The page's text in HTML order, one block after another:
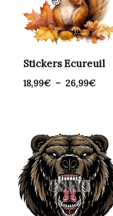
Stickers Ecureuil
18,99€ – 26,99€